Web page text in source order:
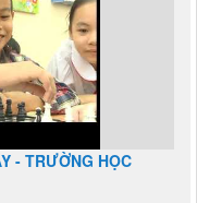
- TRƯỜNG HỌC